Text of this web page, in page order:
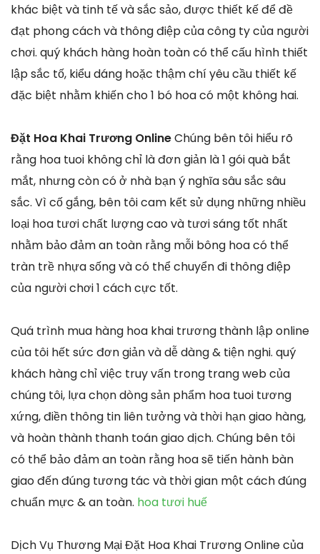
khác biệt và tinh tế và sắc sảo, được thiết kế để đề
đạt phong cách và thông điệp của công ty của người
chơi. quý khách hàng hoàn toàn có thể cấu hình thiết
lập sắc tố, kiểu dáng hoặc thậm chí yêu cầu thiết kế
đặc biệt nhằm khiến cho 1 bó hoa có một không hai.
Đặt Hoa Khai Trương OnlineChúng bên tôi hiểu rõ
rằng hoa tuoi không chỉ là đơn giản là 1 gói quà bắt
mắt, nhưng còn có ở nhà bạn ý nghĩa sâu sắc sâu
sắc. Vì cố gắng, bên tôi cam kết sử dụng những nhiều
loại hoa tươi chất lượng cao và tươi sáng tốt nhất
nhằm bảo đảm an toàn rằng mỗi bông hoa có thể
tràn trề nhựa sống và có thể chuyển đi thông điệp
của người chơi 1 cách cực tốt.
Quá trình mua hàng hoa khai trương thành lập online
của tôi hết sức đơn giản và dễ dàng & tiện nghi. quý
khách hàng chỉ việc truy vấn trong trang web của
chúng tôi, lựa chọn dòng sản phẩm hoa tuoi tương
xứng, điền thông tin liên tưởng và thời hạn giao hàng,
và hoàn thành thanh toán giao dịch. Chúng bên tôi
có thể bảo đảm an toàn rằng hoa sẽ tiến hành bàn
giao đến đúng tương tác và thời gian một cách đúng
chuẩn mực & an toàn. hoa tươi huế
Dịch Vụ Thương Mại Đặt Hoa Khai Trương Online của